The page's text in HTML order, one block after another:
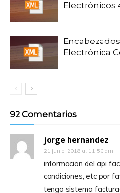
Electrónicos
Electrónica
92 Comentarios
jorge hernandez
21 junio, 2018 at 11:50 am
informacion del api
condiciones, etc por
tengo sistema